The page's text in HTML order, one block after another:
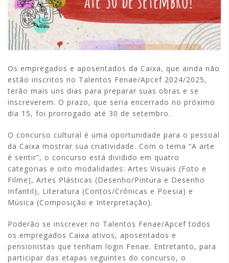
Os empregados e aposentados da Caixa, que ainda não
estão inscritos no Talentos Fenae/Apcef 2024/2025,
terão mais uns dias para preparar suas obras e se
inscreverem. O prazo, que seria encerrado no próximo
dia 15, foi prorrogado até 30 de setembro.
O concurso cultural é uma oportunidade para o pessoal
da Caixa mostrar sua criatividade. Com o tema “A arte
é sentir”, o concurso está dividido em quatro
categorias e oito modalidades: Artes Visuais (Foto e
Filme), Artes Plásticas (Desenho/Pintura e Desenho
Infantil), Literatura (Contos/Crônicas e Poesia) e
Música (Composição e Interpretação).
Poderão se inscrever no Talentos Fenae/Apcef todos
os empregados Caixa ativos, aposentados e
pensionistas que tenham login Fenae. Entretanto, para
participar das etapas seguintes do concurso, o